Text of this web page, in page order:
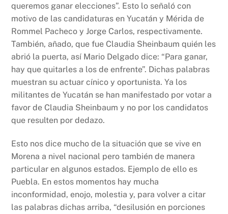
queremos ganar elecciones”. Esto lo señaló con
motivo de las candidaturas en Yucatán y Mérida de
Rommel Pacheco y Jorge Carlos, respectivamente.
También, añado, que fue Claudia Sheinbaum quién les
abrió la puerta, así Mario Delgado dice: “Para ganar,
hay que quitarles a los de enfrente”. Dichas palabras
muestran su actuar cínico y oportunista. Ya los
militantes de Yucatán se han manifestado por votar a
favor de Claudia Sheinbaum y no por los candidatos
que resulten por dedazo.
Esto nos dice mucho de la situación que se vive en
Morena a nivel nacional pero también de manera
particular en algunos estados. Ejemplo de ello es
Puebla. En estos momentos hay mucha
inconformidad, enojo, molestia y, para volver a citar
las palabras dichas arriba, “desilusión en porciones